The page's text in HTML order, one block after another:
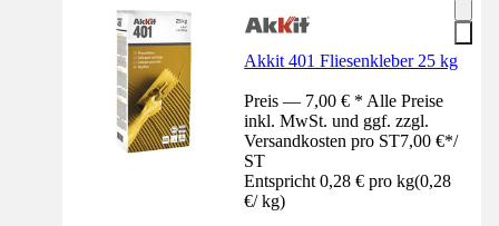
Akkit 401 Fliesenkleber 25 kg
Preis — 7,00 € * Alle Preise
inkl. MwSt. und ggf. zzgl.
Versandkosten pro ST7,00 €*/
ST
Entspricht 0,28 € pro kg(0,28
€/ kg)